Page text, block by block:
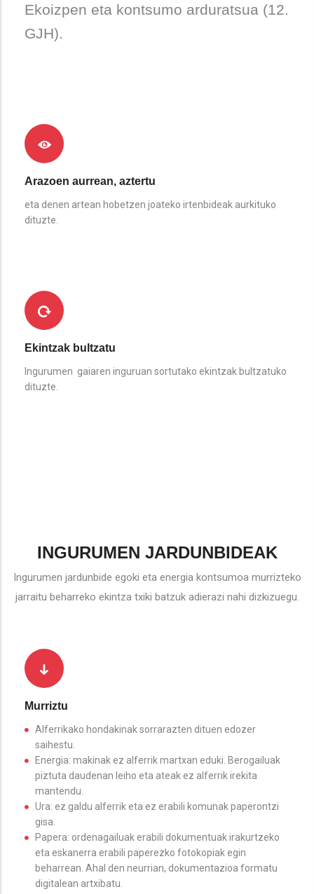
Ekoizpen eta kontsumo arduratsua (12.
GJH).
Arazoen aurrean, aztertu
eta denen artean hobetzen joateko irtenbideak aurkituko
dituzte.
Ekintzak bultzatu
Ingurumen gaiaren inguruan sortutako ekintzak bultzatuko
dituzte.
INGURUMEN JARDUNBIDEAK
Ingurumen jardunbide egoki eta energia kontsumoa murrizteko
jarraitu beharreko ekintza txiki batzuk adierazi nahi dizkizuegu.
Murriztu
Alferrikako hondakinak sorrarazten dituen edozer
saihestu.
Energia: makinak ez alferrik martxan eduki. Berogailuak
piztuta daudenan leiho eta ateak ez alferrik irekita
mantendu.
Ura: ez galdu alferrik eta ez erabili komunak paperontzi
gisa.
Papera: ordenagailuak erabili dokumentuak irakurtzeko
eta eskanerra erabili paperezko fotokopiak egin
beharrean. Ahal den neurrian, dokumentazioa formatu
digitalean artxibatu.